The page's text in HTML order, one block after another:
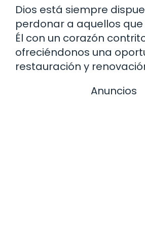
Dios está siempre
perdonar a aquellos que
Él con un corazón
ofreciéndonos una
restauración y
Anuncios